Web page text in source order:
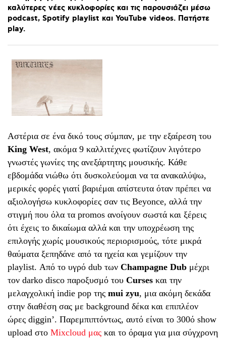
καλύτερες νέες κυκλοφορίες και τις παρουσιάζει μέσω
podcast, Spotify playlist και YouTube videos. Πατήστε
play.
Αστέρια σε ένα δικό τους σύμπαν, με την εξαίρεση του
King West, ακόμα 9 καλλιτέχνες φωτίζουν λιγότερο
γνωστές γωνίες της ανεξάρτητης μουσικής. Κάθε
εβδομάδα νιώθω ότι δυσκολεύομαι να τα ανακαλύψω,
μερικές φορές γιατί βαριέμαι απίστευτα όταν πρέπει να
αξιολογήσω κυκλοφορίες σαν τις Beyonce, αλλά την
στιγμή που όλα τα promos ανοίγουν σωστά και ξέρεις
ότι έχεις το δικαίωμα αλλά και την υποχρέωση της
επιλογής χωρίς μουσικούς περιορισμούς, τότε μικρά
θαύματα ξεπηδάνε από τα ηχεία και γεμίζουν την
playlist. Από το υγρό dub των Champagne Dub μέχρι
τον darko disco παροξυσμό του Curses και την
μελαγχολική indie pop της mui zyu, μια ακόμη δεκάδα
στην διαθέση σας με background δέκα και επιπλέον
ώρες diggin’. Παρεμπιπτόντως, αυτό είναι το 300ό show
upload στο Μixcloud μας και το όραμα για μια σύγχρονη